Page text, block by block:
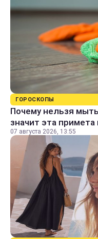
ГОРОСКОПЫ
Почему нельзя
значит эта примета
07 августа 2026, 13:55